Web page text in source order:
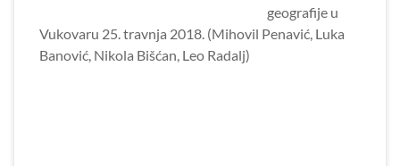
geografije u
Vukovaru 25. travnja 2018. (Mihovil Penavić, Luka
Banović, Nikola Bišćan, Leo Radalj)